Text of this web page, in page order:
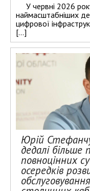
У червні 2026
наймасштабніших
цифрової
[…]
Юрій
дедалі
повноцінних
осередків